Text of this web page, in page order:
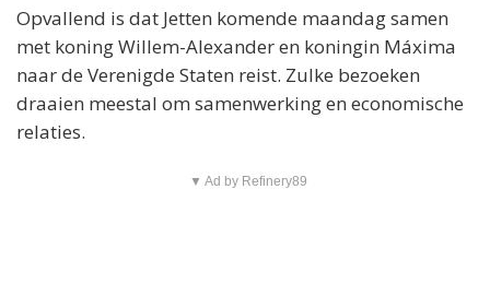
Opvallend is dat Jetten komende maandag samen
met koning Willem-Alexander en koningin Máxima
naar de Verenigde Staten reist. Zulke bezoeken
draaien meestal om samenwerking en economische
relaties.
▼ Ad by Refinery89